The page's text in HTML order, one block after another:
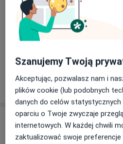
Tytuł specjalisty chirurgii
2021 r. Chcąc dalej rozwijać się
rozpoczął kolejną
na Oddziale Urologii Ogólnej i
w Regionalnym Szpitalu
Grudziądzu pod
Magdaleny Mikulskiej –
Jest członkiem Towarzystwa
Pokażo
Usługi i ceny
Konsultacja chirurgiczna
Szanujemy Twoją
Akceptując, pozwalasz nam i
plików cookie (lub podobnych
danych do celów
oparciu o Twoje zwyczaje
internetowych. W każdej chwili
zaktualizować swoje preferencje